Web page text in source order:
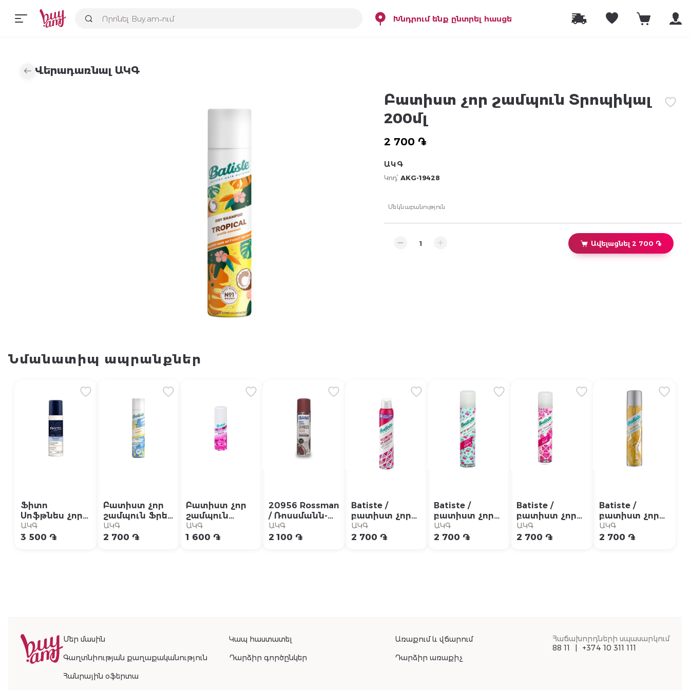
Խնդրում ենք ընտրել հասցե
Վերադառնալ ԱԿԳ
Բատիստ չոր շամպուն Տրոպիկալ
200մլ
2 700 ֏
ԱԿԳ
Կոդ՝ AKG-19428
Մեկնաբանություն
Ավելացնել 2 700 ֏
Նմանատիպ ապրանքներ
Ֆիտո
Սոֆթնես չոր
շամպուն 75մլ
ԱԿԳ
3 500 ֏
Բատիստ չոր
շամպուն Ֆրեշ
200մլ
ԱԿԳ
2 700 ֏
Բատիստ չոր
շամպուն
պարզ blush
50մլ
ԱԿԳ
1 600 ֏
20956 Rossman
/ Ռոսսմանն-
Իսանա չոր
շամպուն մուգ
ԱԿԳ
2 100 ֏
Batiste /
բատիստ չոր
շամպուն
ծավալ 200մլ
ԱԿԳ
2 700 ֏
Batiste /
բատիստ չոր
շամպուն բալ
200մլ
ԱԿԳ
2 700 ֏
Batiste /
բատիստ չոր
շամպուն բլաշ
200մլ
ԱԿԳ
2 700 ֏
Batiste /
բատիստ չոր
շամպուն
պլյուս փայլուն
ԱԿԳ
2 700 ֏
Մեր մասին Կապ հաստատել
Առաքում և վճարում
Գաղտնիության քաղաքականություն
Դարձիր գործընկեր
Դարձիր առաքիչ
Հանրային օֆերտա
Հաճախորդների սպասարկում
88 11
+374 10 311 111